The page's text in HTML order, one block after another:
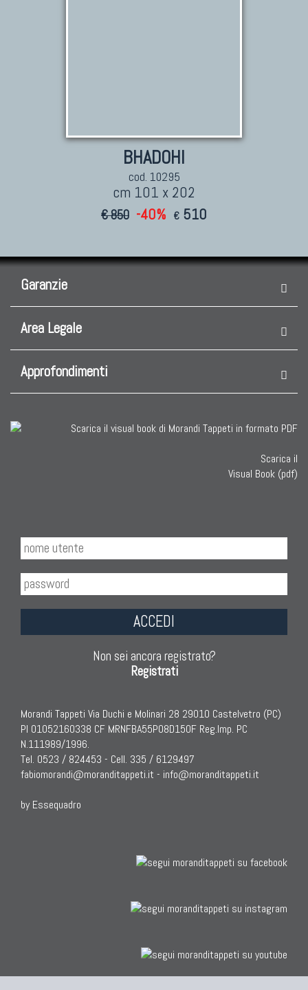
BHADOHI
cod. 10295
cm 101 x 202
€ 850 -40% € 510
Garanzie
Area Legale
Approfondimenti
Scarica il
Visual Book (pdf)
ACCEDI
Non sei ancora registrato?
Registrati
Morandi Tappeti Via Duchi e Molinari 28 29010 Castelvetro (PC)
PI 01052160338 CF MRNFBA55P08D150F Reg.Imp. PC
N.111989/1996.
Tel. 0523 / 824453 - Cell. 335 / 6129497
fabiomorandi@moranditappeti.it - info@moranditappeti.it
by Essequadro